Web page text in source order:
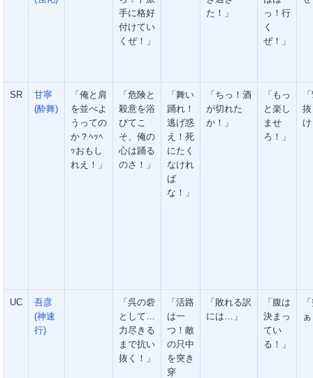
手に格好
付けてい
くぜ！」
た！」
っ！行
く
ぜ！」
SR
甘寧
(酔舞)
「俺と肩
を並べよ
うっての
か？ﾍｯﾍ
ｯおもし
れえ！」
「危険と
殺意を浴
びてこ
そ、俺の
心は踊る
のさ！」
「舞い
踊れ！
逃げ惑
え！死
にたく
なけれ
ば
な！」
「ちっ！酒
が切れた
か！」
「もっ
と楽し
ませ
ろ！」
抜
UC
吾彦
(神速
行)
「呉の砦
として…
力尽きる
まで抗い
抜く！」
「活路
は一
つ！敵
の只中
を突き
穿
「敗れる訳
には…」
「腹は
決まっ
てい
る！」